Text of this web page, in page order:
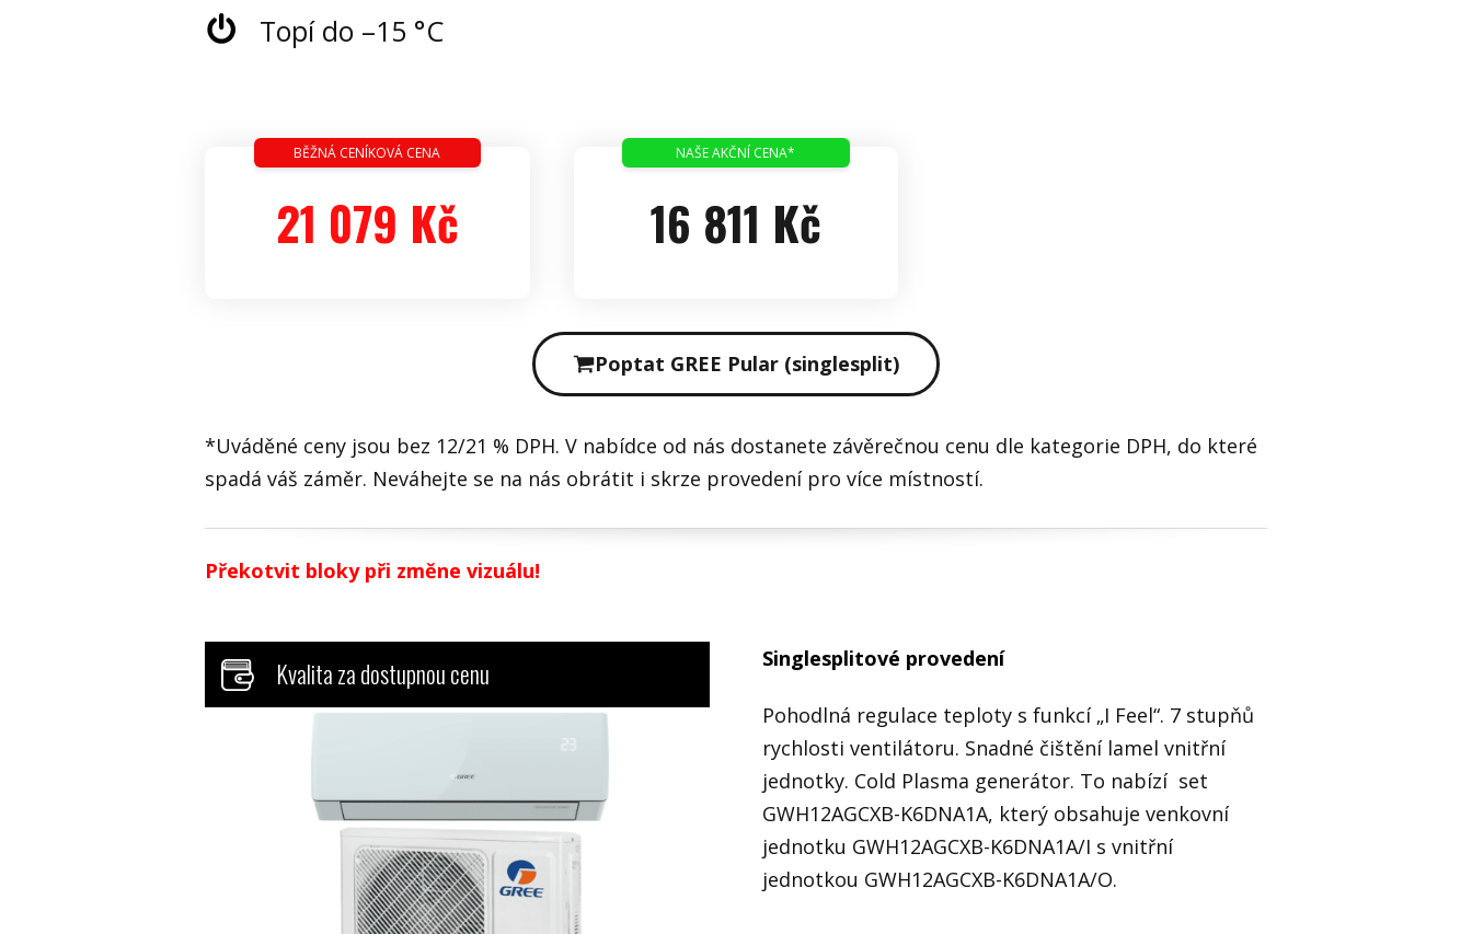
Topí do –15 °C
21 079 Kč
BĚŽNÁ CENÍKOVÁ CENA
16 811 Kč
NAŠE AKČNÍ CENA*
Poptat GREE Pular (singlesplit)
*Uváděné ceny jsou bez 12/21 % DPH. V nabídce od nás dostanete závěrečnou cenu dle kategorie DPH, do které
spadá váš záměr. Neváhejte se na nás obrátit i skrze provedení pro více místností.
Překotvit bloky při změne vizuálu!
Kvalita za dostupnou cenu Singlesplitové provedení
Pohodlná regulace teploty s funkcí „I Feel“. 7 stupňů
rychlosti ventilátoru. Snadné čištění lamel vnitřní
jednotky. Cold Plasma generátor. To nabízí set
GWH12AGCXB-K6DNA1A, který obsahuje venkovní
jednotku GWH12AGCXB-K6DNA1A/I s vnitřní
jednotkou GWH12AGCXB-K6DNA1A/O.